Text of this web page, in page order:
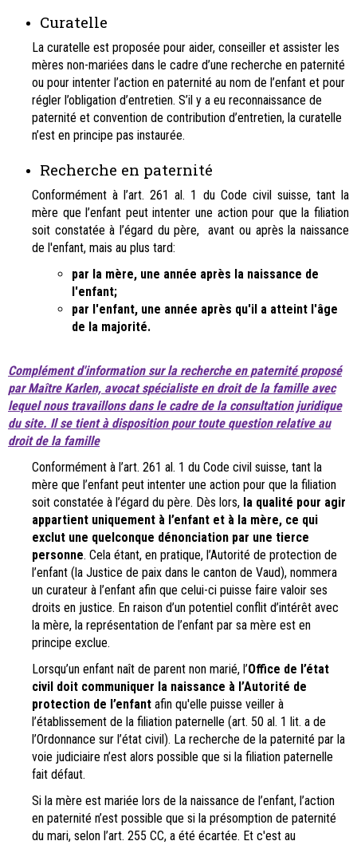
Curatelle
La curatelle est proposée pour aider, conseiller et assister les
mères non-mariées dans le cadre d’une recherche en paternité
ou pour intenter l’action en paternité au nom de l’enfant et pour
régler l’obligation d’entretien. S’il y a eu reconnaissance de
paternité et convention de contribution d’entretien, la curatelle
n’est en principe pas instaurée.
Recherche en paternité
Conformément à l’art. 261 al. 1 du Code civil suisse, tant la
mère que l’enfant peut intenter une action pour que la filiation
soit constatée à l’égard du père, avant ou après la naissance
de l'enfant, mais au plus tard:
par la mère, une année après la naissance de
l'enfant;
par l'enfant, une année après qu'il a atteint l'âge
de la majorité.
Complément d'information sur la recherche en paternité proposé
par Maître Karlen, avocat spécialiste en droit de la famille avec
lequel nous travaillons dans le cadre de la consultation juridique
du site. Il se tient à disposition pour toute question relative au
droit de la famille
Conformément à l’art. 261 al. 1 du Code civil suisse, tant la
mère que l’enfant peut intenter une action pour que la filiation
soit constatée à l’égard du père. Dès lors, la qualité pour agir
appartient uniquement à l’enfant et à la mère, ce qui
exclut une quelconque dénonciation par une tierce
personne. Cela étant, en pratique, l’Autorité de protection de
l’enfant (la Justice de paix dans le canton de Vaud), nommera
un curateur à l’enfant afin que celui-ci puisse faire valoir ses
droits en justice. En raison d’un potentiel conflit d’intérêt avec
la mère, la représentation de l’enfant par sa mère est en
principe exclue.
Lorsqu’un enfant naît de parent non marié, l’Office de l’état
civil doit communiquer la naissance à l’Autorité de
protection de l’enfant afin qu'elle puisse veiller à
l’établissement de la filiation paternelle (art. 50 al. 1 lit. a de
l’Ordonnance sur l’état civil). La recherche de la paternité par la
voie judiciaire n’est alors possible que si la filiation paternelle
fait défaut.
Si la mère est mariée lors de la naissance de l’enfant, l’action
en paternité n’est possible que si la présomption de paternité
du mari, selon l’art. 255 CC, a été écartée. Et c'est au